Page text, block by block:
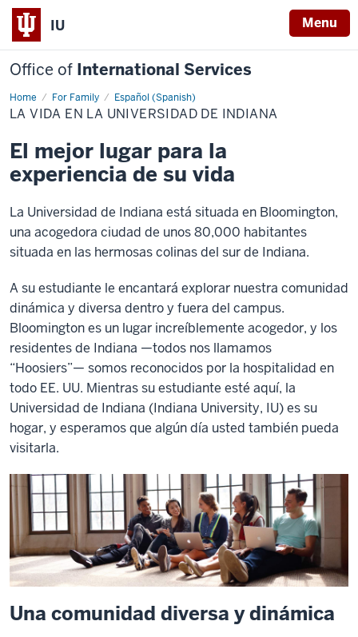
IU Menu
Office of International Services
Home For Family Español (Spanish)
La
vida
en
Universidad
de
LA VIDA EN LA UNIVERSIDAD DE INDIANA
El mejor lugar para la
experiencia de su vida
La Universidad de Indiana está situada en Bloomington,
una acogedora ciudad de unos 80,000 habitantes
situada en las hermosas colinas del sur de Indiana.
A su estudiante le encantará explorar nuestra comunidad
dinámica y diversa dentro y fuera del campus.
Bloomington es un lugar increíblemente acogedor, y los
residentes de Indiana —todos nos llamamos
“Hoosiers”— somos reconocidos por la hospitalidad en
todo EE. UU. Mientras su estudiante esté aquí, la
Universidad de Indiana (Indiana University, IU) es su
hogar, y esperamos que algún día usted también pueda
visitarla.
Una comunidad diversa y dinámica